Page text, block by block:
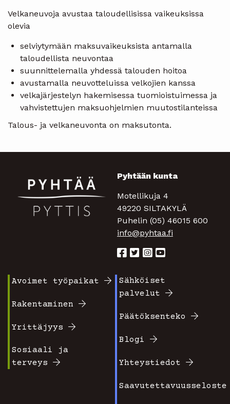
Velkaneuvoja avustaa taloudellisissa vaikeuksissa
olevia
selviytymään maksuvaikeuksista antamalla
taloudellista neuvontaa
suunnittelemalla yhdessä talouden hoitoa
avustamalla neuvotteluissa velkojien kanssa
velkajärjestelyn hakemisessa tuomioistuimessa ja
vahvistettujen maksuohjelmien muutostilanteissa
Talous- ja velkaneuvonta on maksutonta.
Pyhtään kunta
Motellikuja 4
49220 SILTAKYLÄ
Puhelin (05) 46015 600
info@pyhtaa.fi
valikko
1
Avoimet työpaikat
Rakentaminen
Yrittäjyys
Sosiaali ja
terveys
Footer
2
Sähköiset
palvelut
Päätöksenteko
Blogi
Yhteystiedot
Saavutettavuusseloste